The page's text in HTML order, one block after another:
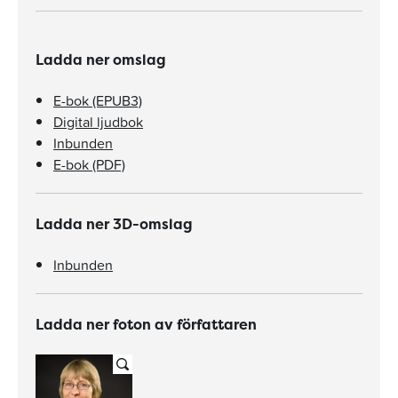
Ladda ner omslag
E-bok (EPUB3)
Digital ljudbok
Inbunden
E-bok (PDF)
Ladda ner 3D-omslag
Inbunden
Ladda ner foton av författaren